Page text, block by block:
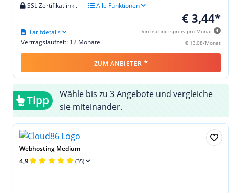
SSL Zertifikat inkl. Alle Funktionen
€ 3,44*
Durchschnittspreis pro Monat
€ 13,08/Monat
Vertragslaufzeit: 12 Monate
Tarifdetails
ZUM ANBIETER *
Tipp
Wähle bis zu 3 Angebote und vergleiche
sie miteinander.
Webhosting Medium
4,9 (35)